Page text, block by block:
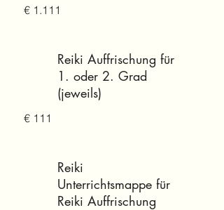
€ 1.111
Reiki Auffrischung für
1. oder 2. Grad
(jeweils)
€ 111
Reiki
Unterrichtsmappe für
Reiki Auffrischung